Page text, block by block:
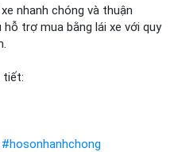
cho thấy niềm tin nắm giữ
chắc.
điểm đến của dòng tiền.
dựa trên dữ liệu xác nhận
cảnh biến động có thể gia
nhanh chóng và thuận
trợ mua bằng lái xe với quy
tiết:
#hosonhanhchong